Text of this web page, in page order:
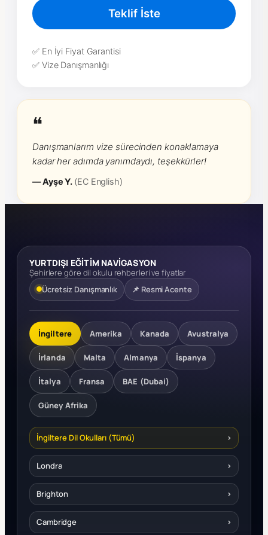
Teklif İste
✅ En İyi Fiyat Garantisi
✅ Vize Danışmanlığı
❝
Danışmanlarım vize sürecinden konaklamaya
kadar her adımda yanımdaydı, teşekkürler!
— Ayşe Y. (EC English)
YURTDIŞI EĞİTİM NAVİGASYON
Şehirlere göre dil okulu rehberleri ve fiyatlar
Ücretsiz Danışmanlık
📌 Resmi Acente
İngiltere Amerika Kanada Avustralya
İrlanda Malta Almanya İspanya
İtalya Fransa BAE (Dubai)
Güney Afrika
İngiltere Dil Okulları (Tümü) ›
Londra ›
Brighton ›
Cambridge ›